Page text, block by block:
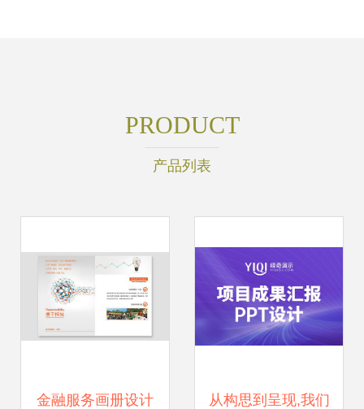
PRODUCT
产品列表
金融服务画册设计 从构思到呈现,我们